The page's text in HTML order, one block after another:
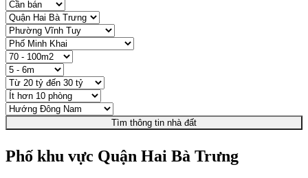
Tìm thông tin nhà đất
Phố khu vực Quận Hai Bà Trưng